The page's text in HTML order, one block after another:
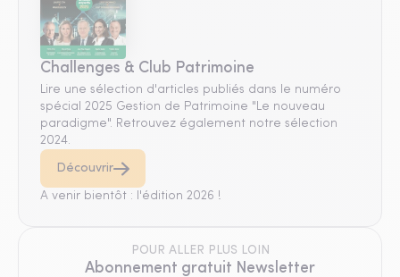
Challenges & Club Patrimoine
Lire une sélection d'articles publiés dans le numéro
spécial 2025 Gestion de Patrimoine "Le nouveau
paradigme". Retrouvez également notre sélection
2024.
Découvrir
A venir bientôt : l'édition 2026 !
POUR ALLER PLUS LOIN
Abonnement gratuit Newsletter